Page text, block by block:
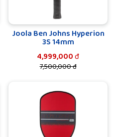
Joola Ben Johns Hyperion
3S 14mm
4,999,000đ
7,500,000 đ